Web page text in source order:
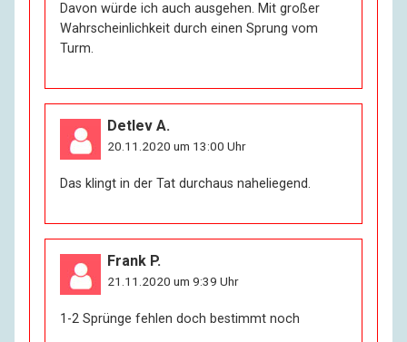
Davon würde ich auch ausgehen. Mit großer
Wahrscheinlichkeit durch einen Sprung vom
Turm.
Detlev A.
20.11.2020 um 13:00 Uhr
Das klingt in der Tat durchaus naheliegend.
Frank P.
21.11.2020 um 9:39 Uhr
1-2 Sprünge fehlen doch bestimmt noch